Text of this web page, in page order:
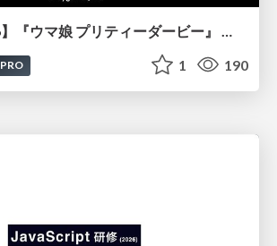
PRO 1 190